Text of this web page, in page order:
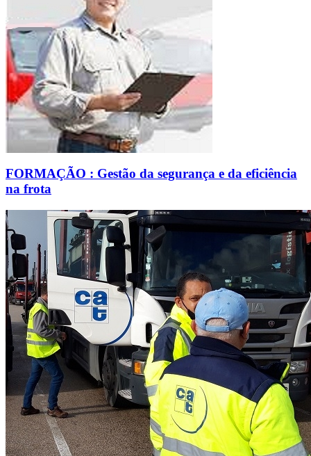
FORMAÇÃO : Gestão da segurança e da eficiência
na frota